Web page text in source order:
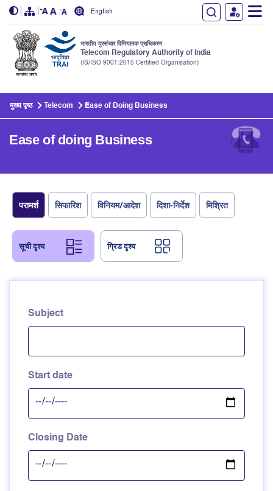
English
भारतीय दूरसंचार विनियामक प्राधिकरण
Telecom Regulatory Authority of India
(IS/ISO 9001:2015 Certified Organisation)
मुख्य पृष्ठ Telecom Ease of Doing Business
Ease of doing Business
परामर्श सिफारिश विनियम/आदेश दिशा-निर्देश मिश्रित
सूची दृश्य ग्रिड दृश्य
Subject
Start date
Closing Date